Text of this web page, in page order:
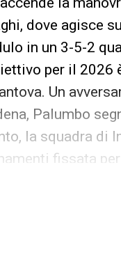
dove agisce
in un 3-5-2
per il
Un
Palumbo
la squadra di
fissata per